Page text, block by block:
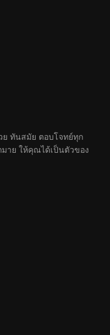
ย ทันสมัย ตอบโจทย์ทุก
าย ให้คุณได้เป็นตัวของ